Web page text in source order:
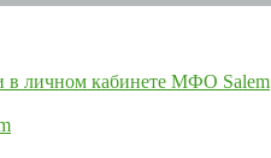
в личном кабинете МФО Salem